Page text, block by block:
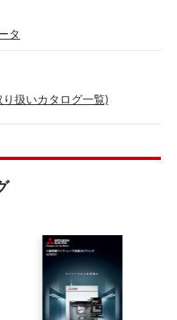
タ
り扱いカタログ一覧)